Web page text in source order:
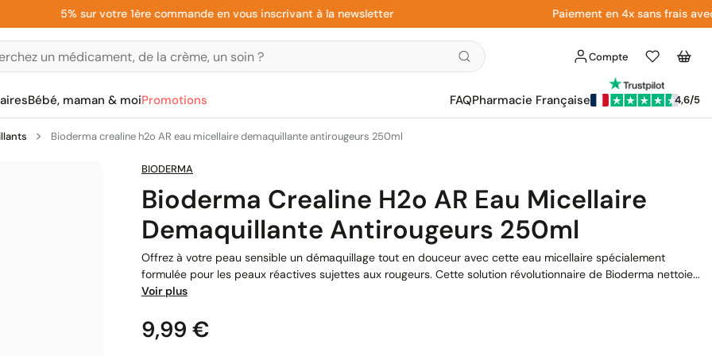
5% sur votre 1ère commande en vous inscrivant à la newsletter Paiement en 4x sans frais avec
Compte
Liste
d'envies
Panier
Bébé, maman & moiPromotions FAQPharmacie Française 4,6/5
Bioderma crealine h2o AR eau micellaire demaquillante antirougeurs 250ml
BIODERMA
Bioderma Crealine H2o AR Eau Micellaire
Demaquillante Antirougeurs 250ml
Offrez à votre peau sensible un démaquillage tout en douceur avec cette eau micellaire spécialement
formulée pour les peaux réactives sujettes aux rougeurs. Cette solution révolutionnaire de Bioderma nettoie...
Voir plus
Prix
9,99 €